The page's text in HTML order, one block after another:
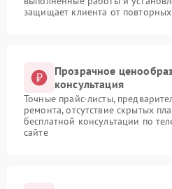
защищает клиента от
Прозрачное
консультация
Точные прайс-листы,
ремонта, отсутствие скрытых
бесплатной консультации по
сайте